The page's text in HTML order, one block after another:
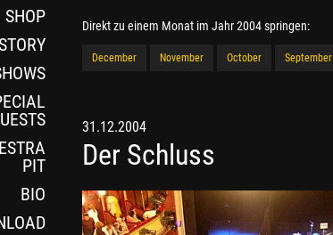
SHOP
PIT
BIO
Direkt zu einem Monat im Jahr 2004 springen:
December November October September
31.12.2004
Der Schluss